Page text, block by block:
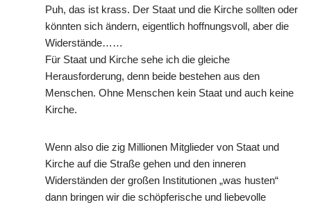
Puh, das ist krass. Der Staat und die Kirche sollten oder
könnten sich ändern, eigentlich hoffnungsvoll, aber die
Widerstände……
Für Staat und Kirche sehe ich die gleiche
Herausforderung, denn beide bestehen aus den
Menschen. Ohne Menschen kein Staat und auch keine
Kirche.
Wenn also die zig Millionen Mitglieder von Staat und
Kirche auf die Straße gehen und den inneren
Widerständen der großen Institutionen „was husten“
dann bringen wir die schöpferische und liebevolle